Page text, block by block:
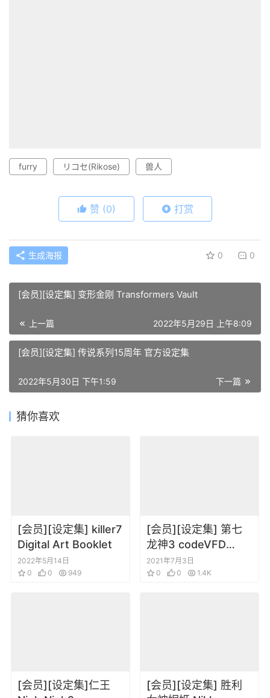
furry リコセ(Rikose) 兽人
赞 (0) 打赏
生成海报 0 0
[会员][设定集] 变形金刚 Transformers Vault
上一篇 2022年5月29日 上午8:09
[会员][设定集] 传说系列15周年 官方设定集
下一篇
2022年5月30日 下午1:59
猜你喜欢
[会员][设定集] killer7
Digital Art Booklet
2022年5月14日
0
0 949
[会员][设定集] 第七
龙神3 codeVFD
VISUAL
COLLECTION
2021年7月3日
0
0 1.4K
[会员][设定集]仁王
[会员][设定集] 胜利